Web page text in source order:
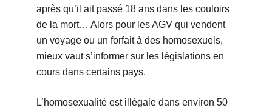
après qu’il ait passé 18 ans dans les couloirs
de la mort… Alors pour les AGV qui vendent
un voyage ou un forfait à des homosexuels,
mieux vaut s’informer sur les législations en
cours dans certains pays.
L’homosexualité est illégale dans environ 50